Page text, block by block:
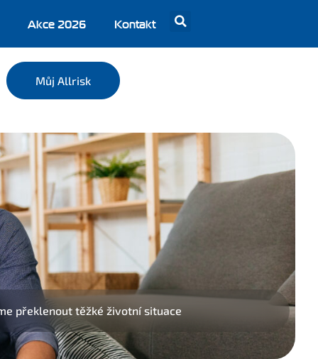
Akce 2026 Kontakt
Můj Allrisk
překlenout těžké životní situace